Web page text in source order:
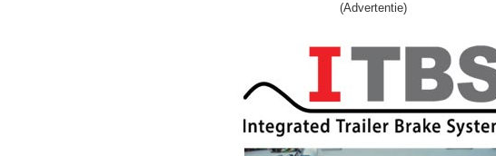
(Advertentie)